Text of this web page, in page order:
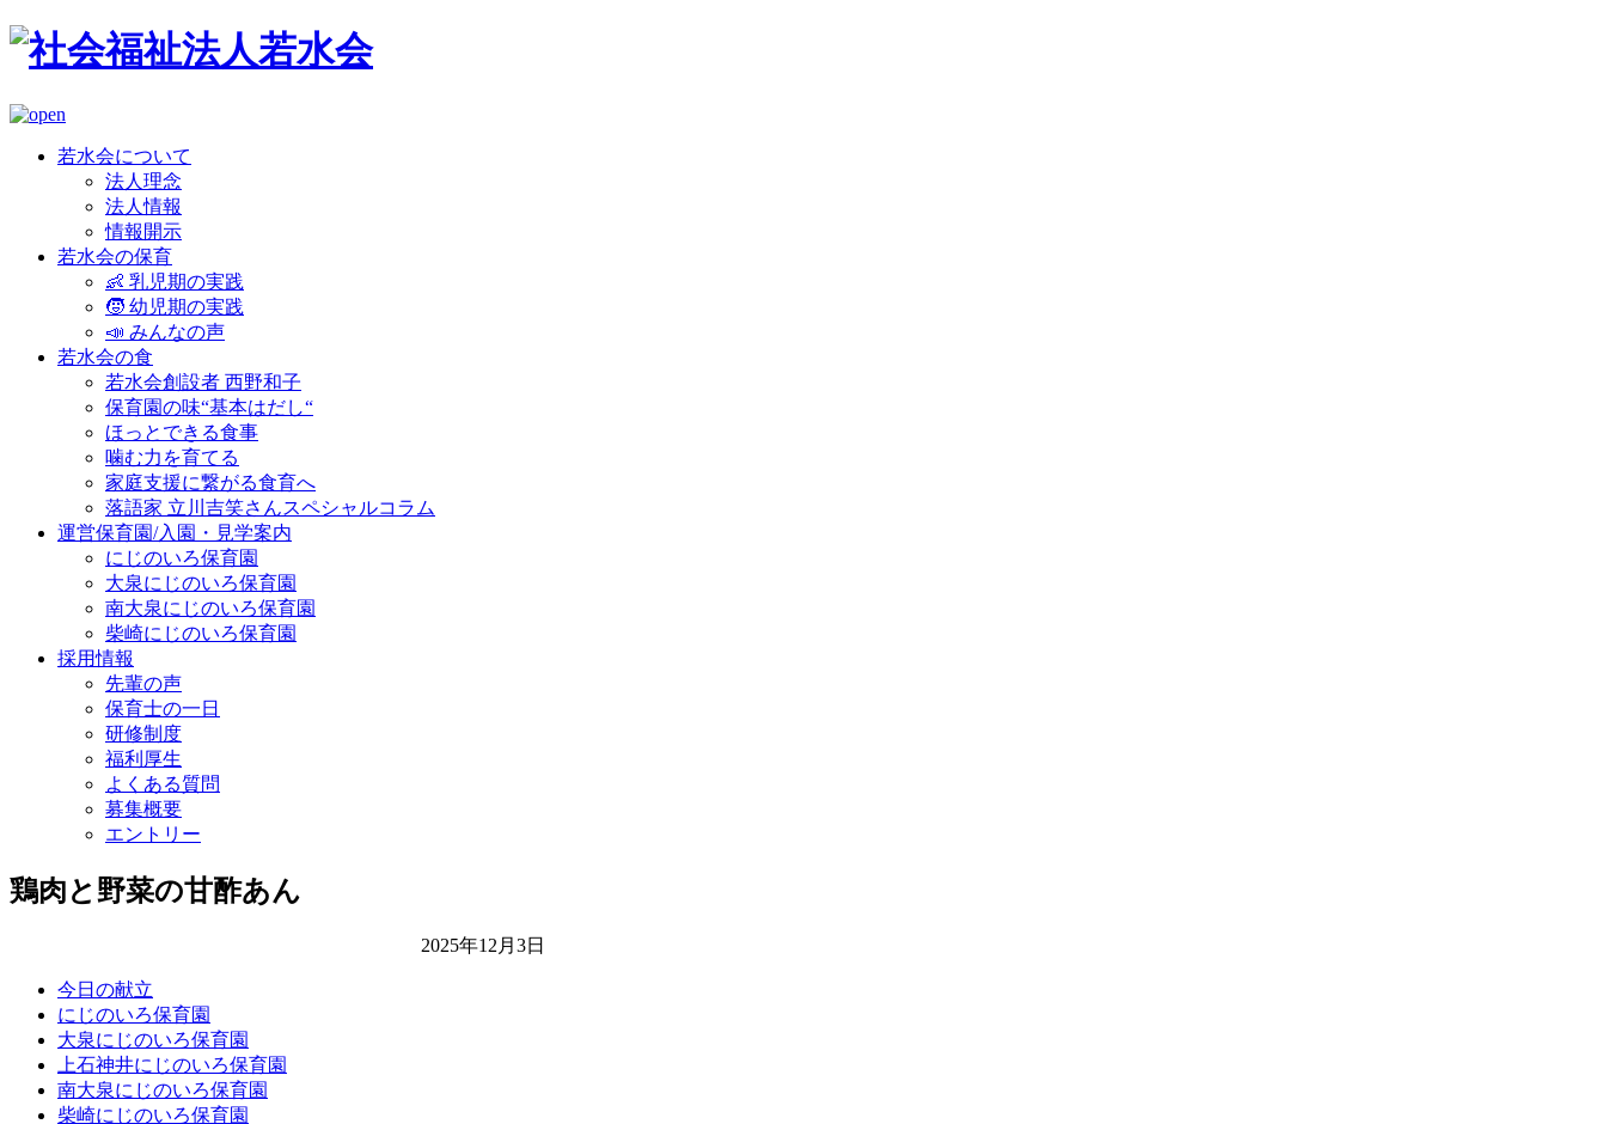
若水会について
法人理念
法人情報
情報開示
若水会の保育
👶 乳児期の実践
🧒 幼児期の実践
📣 みんなの声
若水会の食
若水会創設者 西野和子
保育園の味“基本はだし“
ほっとできる食事
噛む力を育てる
家庭支援に繋がる食育へ
落語家 立川吉笑さんスペシャルコラム
運営保育園/入園・見学案内
にじのいろ保育園
大泉にじのいろ保育園
南大泉にじのいろ保育園
柴崎にじのいろ保育園
採用情報
先輩の声
保育士の一日
研修制度
福利厚生
よくある質問
募集概要
エントリー
鶏肉と野菜の甘酢あん
2025年12月3日
今日の献立
にじのいろ保育園
大泉にじのいろ保育園
上石神井にじのいろ保育園
南大泉にじのいろ保育園
柴崎にじのいろ保育園